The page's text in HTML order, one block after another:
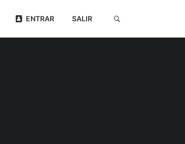
ENTRAR SALIR